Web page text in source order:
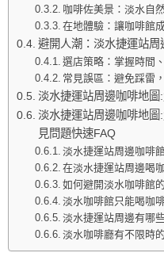
咖啡佐美景：淡水自
在地體驗：讓咖啡館
避開人潮：淡水捷運站
選店策略：掌握時間
常見誤區：避免踩雷
淡水捷運站周邊咖啡地
淡水捷運站周邊咖啡地
見問題快速FAQ
淡水捷運站周邊咖啡
在淡水捷運站周邊喝
如何避開淡水咖啡館
淡水咖啡館只能喝咖
淡水捷運站周邊有哪
淡水咖啡廳有不限時